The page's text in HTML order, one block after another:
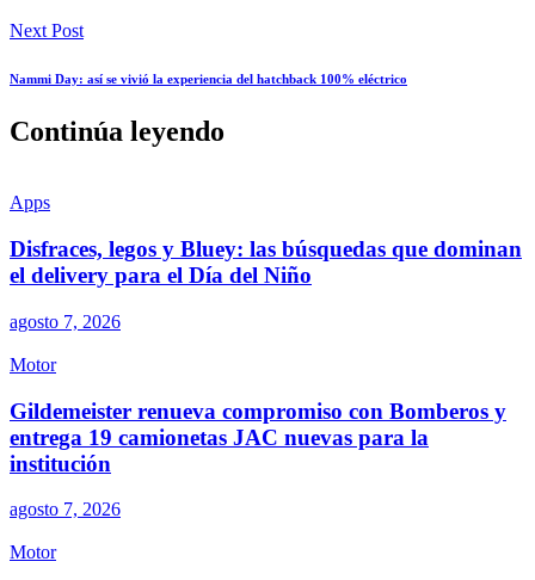
Next Post
Nammi Day: así se vivió la experiencia del hatchback 100% eléctrico
Continúa leyendo
Apps
Disfraces, legos y Bluey: las búsquedas que dominan
el delivery para el Día del Niño
agosto 7, 2026
Motor
Gildemeister renueva compromiso con Bomberos y
entrega 19 camionetas JAC nuevas para la
institución
agosto 7, 2026
Motor